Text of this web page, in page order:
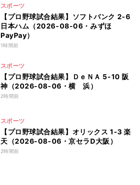
スポーツ
【プロ野球試合結果】ソフトバンク 2-6
日本ハム（2026-08-06・みずほ
PayPay）
1時間前
スポーツ
【プロ野球試合結果】ＤｅＮＡ 5-10 阪
神（2026-08-06・横 浜）
2時間前
スポーツ
【プロ野球試合結果】オリックス 1-3 楽
天（2026-08-06・京セラD大阪）
2時間前